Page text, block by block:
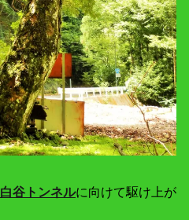
白谷トンネルに向けて駆け上が